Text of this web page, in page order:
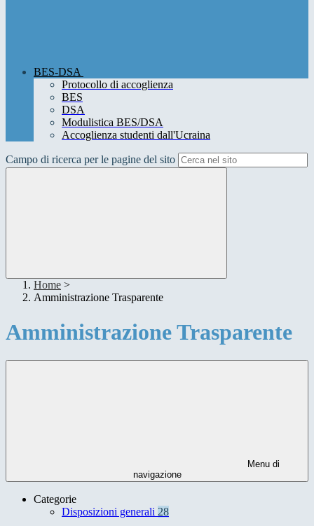
BES-DSA
Protocollo di accoglienza
BES
DSA
Modulistica BES/DSA
Accoglienza studenti dall'Ucraina
Campo di ricerca per le pagine del sito
Home >
Amministrazione Trasparente
Amministrazione Trasparente
Menu di
navigazione
Categorie
Disposizioni generali 28